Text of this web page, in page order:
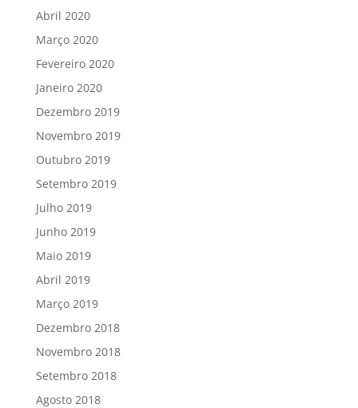
Abril 2020
Março 2020
Fevereiro 2020
Janeiro 2020
Dezembro 2019
Novembro 2019
Outubro 2019
Setembro 2019
Julho 2019
Junho 2019
Maio 2019
Abril 2019
Março 2019
Dezembro 2018
Novembro 2018
Setembro 2018
Agosto 2018